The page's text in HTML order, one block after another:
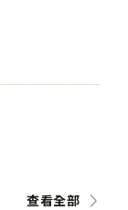
查看全部